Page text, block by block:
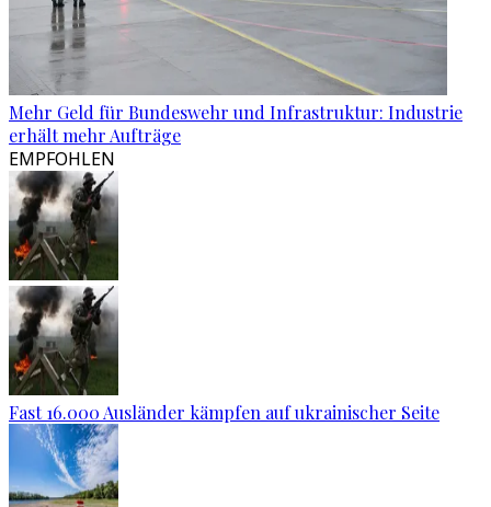
Mehr Geld für Bundeswehr und Infrastruktur: Industrie
erhält mehr Aufträge
EMPFOHLEN
Fast 16.000 Ausländer kämpfen auf ukrainischer Seite